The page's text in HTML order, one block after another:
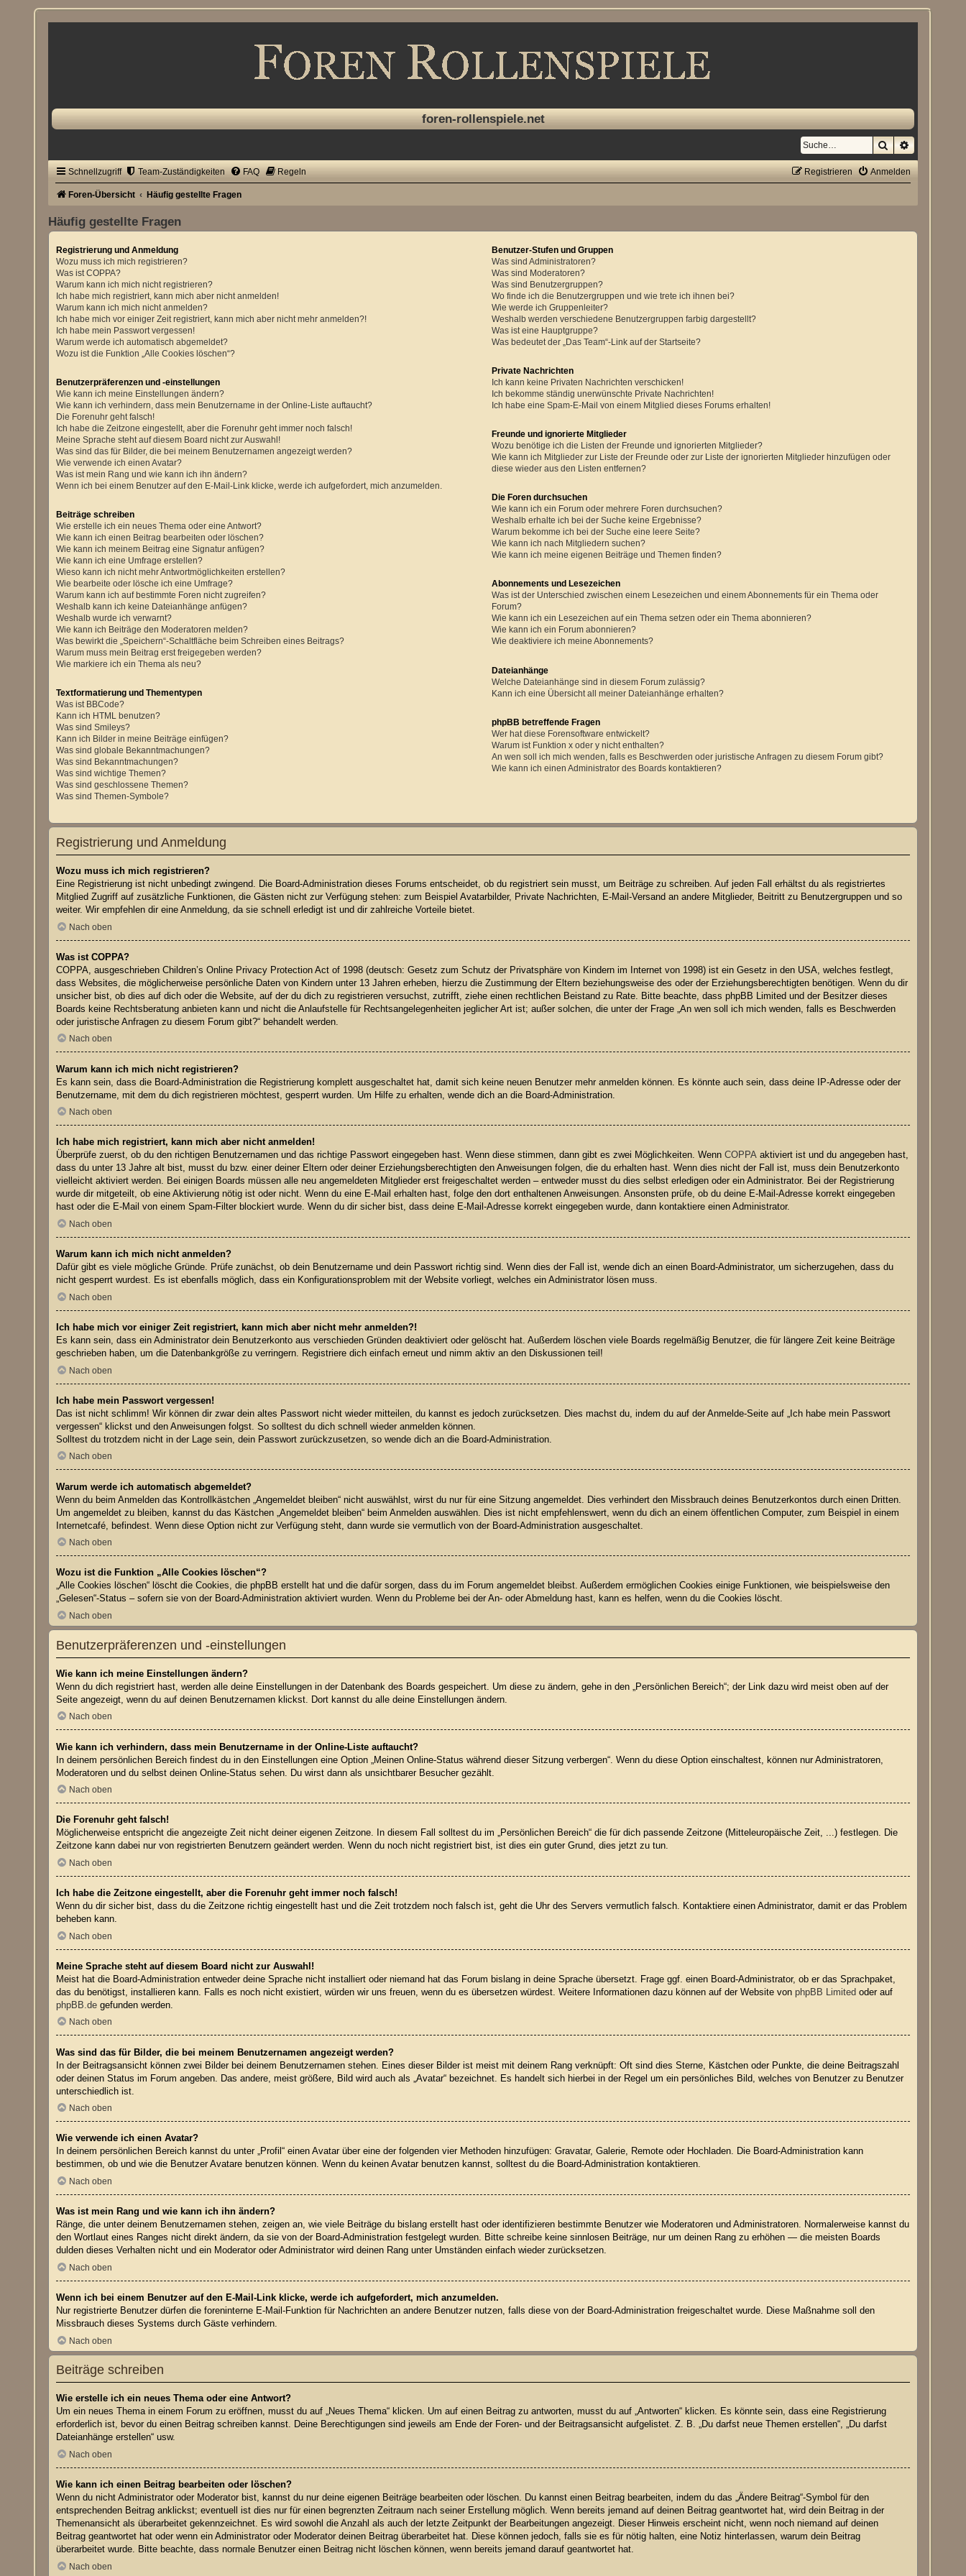
foren-rollenspiele.net
SucheErweiterte
Schnellzugriff Team-Zuständigkeiten FAQ Regeln Anmelden
Registrieren
Foren-Übersicht Häufig gestellte Fragen
Häufig gestellte Fragen
Registrierung und Anmeldung
Wozu muss ich mich registrieren?
Was ist COPPA?
Warum kann ich mich nicht registrieren?
Ich habe mich registriert, kann mich aber nicht anmelden!
Warum kann ich mich nicht anmelden?
Ich habe mich vor einiger Zeit registriert, kann mich aber nicht mehr anmelden?!
Ich habe mein Passwort vergessen!
Warum werde ich automatisch abgemeldet?
Wozu ist die Funktion „Alle Cookies löschen“?
Benutzerpräferenzen und -einstellungen
Wie kann ich meine Einstellungen ändern?
Wie kann ich verhindern, dass mein Benutzername in der Online-Liste auftaucht?
Die Forenuhr geht falsch!
Ich habe die Zeitzone eingestellt, aber die Forenuhr geht immer noch falsch!
Meine Sprache steht auf diesem Board nicht zur Auswahl!
Was sind das für Bilder, die bei meinem Benutzernamen angezeigt werden?
Wie verwende ich einen Avatar?
Was ist mein Rang und wie kann ich ihn ändern?
Wenn ich bei einem Benutzer auf den E-Mail-Link klicke, werde ich aufgefordert, mich anzumelden.
Beiträge schreiben
Wie erstelle ich ein neues Thema oder eine Antwort?
Wie kann ich einen Beitrag bearbeiten oder löschen?
Wie kann ich meinem Beitrag eine Signatur anfügen?
Wie kann ich eine Umfrage erstellen?
Wieso kann ich nicht mehr Antwortmöglichkeiten erstellen?
Wie bearbeite oder lösche ich eine Umfrage?
Warum kann ich auf bestimmte Foren nicht zugreifen?
Weshalb kann ich keine Dateianhänge anfügen?
Weshalb wurde ich verwarnt?
Wie kann ich Beiträge den Moderatoren melden?
Was bewirkt die „Speichern“-Schaltfläche beim Schreiben eines Beitrags?
Warum muss mein Beitrag erst freigegeben werden?
Wie markiere ich ein Thema als neu?
Textformatierung und Thementypen
Was ist BBCode?
Kann ich HTML benutzen?
Was sind Smileys?
Kann ich Bilder in meine Beiträge einfügen?
Was sind globale Bekanntmachungen?
Was sind Bekanntmachungen?
Was sind wichtige Themen?
Was sind geschlossene Themen?
Was sind Themen-Symbole?
Benutzer-Stufen und Gruppen
Was sind Administratoren?
Was sind Moderatoren?
Was sind Benutzergruppen?
Wo finde ich die Benutzergruppen und wie trete ich ihnen bei?
Wie werde ich Gruppenleiter?
Weshalb werden verschiedene Benutzergruppen farbig dargestellt?
Was ist eine Hauptgruppe?
Was bedeutet der „Das Team“-Link auf der Startseite?
Private Nachrichten
Ich kann keine Privaten Nachrichten verschicken!
Ich bekomme ständig unerwünschte Private Nachrichten!
Ich habe eine Spam-E-Mail von einem Mitglied dieses Forums erhalten!
Freunde und ignorierte Mitglieder
Wozu benötige ich die Listen der Freunde und ignorierten Mitglieder?
Wie kann ich Mitglieder zur Liste der Freunde oder zur Liste der ignorierten Mitglieder hinzufügen oder
diese wieder aus den Listen entfernen?
Die Foren durchsuchen
Wie kann ich ein Forum oder mehrere Foren durchsuchen?
Weshalb erhalte ich bei der Suche keine Ergebnisse?
Warum bekomme ich bei der Suche eine leere Seite?
Wie kann ich nach Mitgliedern suchen?
Wie kann ich meine eigenen Beiträge und Themen finden?
Abonnements und Lesezeichen
Was ist der Unterschied zwischen einem Lesezeichen und einem Abonnements für ein Thema oder
Forum?
Wie kann ich ein Lesezeichen auf ein Thema setzen oder ein Thema abonnieren?
Wie kann ich ein Forum abonnieren?
Wie deaktiviere ich meine Abonnements?
Dateianhänge
Welche Dateianhänge sind in diesem Forum zulässig?
Kann ich eine Übersicht all meiner Dateianhänge erhalten?
phpBB betreffende Fragen
Wer hat diese Forensoftware entwickelt?
Warum ist Funktion x oder y nicht enthalten?
An wen soll ich mich wenden, falls es Beschwerden oder juristische Anfragen zu diesem Forum gibt?
Wie kann ich einen Administrator des Boards kontaktieren?
Registrierung und Anmeldung
Wozu muss ich mich registrieren?
Eine Registrierung ist nicht unbedingt zwingend. Die Board-Administration dieses Forums entscheidet, ob du registriert sein musst, um Beiträge zu schreiben. Auf jeden Fall erhältst du als registriertes
Mitglied Zugriff auf zusätzliche Funktionen, die Gästen nicht zur Verfügung stehen: zum Beispiel Avatarbilder, Private Nachrichten, E-Mail-Versand an andere Mitglieder, Beitritt zu Benutzergruppen und so
weiter. Wir empfehlen dir eine Anmeldung, da sie schnell erledigt ist und dir zahlreiche Vorteile bietet.
Nach oben
Was ist COPPA?
COPPA, ausgeschrieben Children’s Online Privacy Protection Act of 1998 (deutsch: Gesetz zum Schutz der Privatsphäre von Kindern im Internet von 1998) ist ein Gesetz in den USA, welches festlegt,
dass Websites, die möglicherweise persönliche Daten von Kindern unter 13 Jahren erheben, hierzu die Zustimmung der Eltern beziehungsweise des oder der Erziehungsberechtigten benötigen. Wenn du dir
unsicher bist, ob dies auf dich oder die Website, auf der du dich zu registrieren versuchst, zutrifft, ziehe einen rechtlichen Beistand zu Rate. Bitte beachte, dass phpBB Limited und der Besitzer dieses
Boards keine Rechtsberatung anbieten kann und nicht die Anlaufstelle für Rechtsangelegenheiten jeglicher Art ist; außer solchen, die unter der Frage „An wen soll ich mich wenden, falls es Beschwerden
oder juristische Anfragen zu diesem Forum gibt?“ behandelt werden.
Nach oben
Warum kann ich mich nicht registrieren?
Es kann sein, dass die Board-Administration die Registrierung komplett ausgeschaltet hat, damit sich keine neuen Benutzer mehr anmelden können. Es könnte auch sein, dass deine IP-Adresse oder der
Benutzername, mit dem du dich registrieren möchtest, gesperrt wurden. Um Hilfe zu erhalten, wende dich an die Board-Administration.
Nach oben
Ich habe mich registriert, kann mich aber nicht anmelden!
Überprüfe zuerst, ob du den richtigen Benutzernamen und das richtige Passwort eingegeben hast. Wenn diese stimmen, dann gibt es zwei Möglichkeiten. WennCOPPA aktiviert ist und du angegeben hast,
dass du unter 13 Jahre alt bist, musst du bzw. einer deiner Eltern oder deiner Erziehungsberechtigten den Anweisungen folgen, die du erhalten hast. Wenn dies nicht der Fall ist, muss dein Benutzerkonto
vielleicht aktiviert werden. Bei einigen Boards müssen alle neu angemeldeten Mitglieder erst freigeschaltet werden – entweder musst du dies selbst erledigen oder ein Administrator. Bei der Registrierung
wurde dir mitgeteilt, ob eine Aktivierung nötig ist oder nicht. Wenn du eine E-Mail erhalten hast, folge den dort enthaltenen Anweisungen. Ansonsten prüfe, ob du deine E-Mail-Adresse korrekt eingegeben
hast oder die E-Mail von einem Spam-Filter blockiert wurde. Wenn du dir sicher bist, dass deine E-Mail-Adresse korrekt eingegeben wurde, dann kontaktiere einen Administrator.
Nach oben
Warum kann ich mich nicht anmelden?
Dafür gibt es viele mögliche Gründe. Prüfe zunächst, ob dein Benutzername und dein Passwort richtig sind. Wenn dies der Fall ist, wende dich an einen Board-Administrator, um sicherzugehen, dass du
nicht gesperrt wurdest. Es ist ebenfalls möglich, dass ein Konfigurationsproblem mit der Website vorliegt, welches ein Administrator lösen muss.
Nach oben
Ich habe mich vor einiger Zeit registriert, kann mich aber nicht mehr anmelden?!
Es kann sein, dass ein Administrator dein Benutzerkonto aus verschieden Gründen deaktiviert oder gelöscht hat. Außerdem löschen viele Boards regelmäßig Benutzer, die für längere Zeit keine Beiträge
geschrieben haben, um die Datenbankgröße zu verringern. Registriere dich einfach erneut und nimm aktiv an den Diskussionen teil!
Nach oben
Ich habe mein Passwort vergessen!
Das ist nicht schlimm! Wir können dir zwar dein altes Passwort nicht wieder mitteilen, du kannst es jedoch zurücksetzen. Dies machst du, indem du auf der Anmelde-Seite auf „Ich habe mein Passwort
vergessen“ klickst und den Anweisungen folgst. So solltest du dich schnell wieder anmelden können.
Solltest du trotzdem nicht in der Lage sein, dein Passwort zurückzusetzen, so wende dich an die Board-Administration.
Nach oben
Warum werde ich automatisch abgemeldet?
Wenn du beim Anmelden das Kontrollkästchen „Angemeldet bleiben“ nicht auswählst, wirst du nur für eine Sitzung angemeldet. Dies verhindert den Missbrauch deines Benutzerkontos durch einen Dritten.
Um angemeldet zu bleiben, kannst du das Kästchen „Angemeldet bleiben“ beim Anmelden auswählen. Dies ist nicht empfehlenswert, wenn du dich an einem öffentlichen Computer, zum Beispiel in einem
Internetcafé, befindest. Wenn diese Option nicht zur Verfügung steht, dann wurde sie vermutlich von der Board-Administration ausgeschaltet.
Nach oben
Wozu ist die Funktion „Alle Cookies löschen“?
„Alle Cookies löschen“ löscht die Cookies, die phpBB erstellt hat und die dafür sorgen, dass du im Forum angemeldet bleibst. Außerdem ermöglichen Cookies einige Funktionen, wie beispielsweise den
„Gelesen“-Status – sofern sie von der Board-Administration aktiviert wurden. Wenn du Probleme bei der An- oder Abmeldung hast, kann es helfen, wenn du die Cookies löscht.
Nach oben
Benutzerpräferenzen und -einstellungen
Wie kann ich meine Einstellungen ändern?
Wenn du dich registriert hast, werden alle deine Einstellungen in der Datenbank des Boards gespeichert. Um diese zu ändern, gehe in den „Persönlichen Bereich“; der Link dazu wird meist oben auf der
Seite angezeigt, wenn du auf deinen Benutzernamen klickst. Dort kannst du alle deine Einstellungen ändern.
Nach oben
Wie kann ich verhindern, dass mein Benutzername in der Online-Liste auftaucht?
In deinem persönlichen Bereich findest du in den Einstellungen eine Option „Meinen Online-Status während dieser Sitzung verbergen“. Wenn du diese Option einschaltest, können nur Administratoren,
Moderatoren und du selbst deinen Online-Status sehen. Du wirst dann als unsichtbarer Besucher gezählt.
Nach oben
Die Forenuhr geht falsch!
Möglicherweise entspricht die angezeigte Zeit nicht deiner eigenen Zeitzone. In diesem Fall solltest du im „Persönlichen Bereich“ die für dich passende Zeitzone (Mitteleuropäische Zeit, ...) festlegen. Die
Zeitzone kann dabei nur von registrierten Benutzern geändert werden. Wenn du noch nicht registriert bist, ist dies ein guter Grund, dies jetzt zu tun.
Nach oben
Ich habe die Zeitzone eingestellt, aber die Forenuhr geht immer noch falsch!
Wenn du dir sicher bist, dass du die Zeitzone richtig eingestellt hast und die Zeit trotzdem noch falsch ist, geht die Uhr des Servers vermutlich falsch. Kontaktiere einen Administrator, damit er das Problem
beheben kann.
Nach oben
Meine Sprache steht auf diesem Board nicht zur Auswahl!
Meist hat die Board-Administration entweder deine Sprache nicht installiert oder niemand hat das Forum bislang in deine Sprache übersetzt. Frage ggf. einen Board-Administrator, ob er das Sprachpaket,
das du benötigst, installieren kann. Falls es noch nicht existiert, würden wir uns freuen, wenn du es übersetzen würdest. Weitere Informationen dazu können auf der Website vonphpBB Limited oder auf
phpBB.de gefunden werden.
Nach oben
Was sind das für Bilder, die bei meinem Benutzernamen angezeigt werden?
In der Beitragsansicht können zwei Bilder bei deinem Benutzernamen stehen. Eines dieser Bilder ist meist mit deinem Rang verknüpft: Oft sind dies Sterne, Kästchen oder Punkte, die deine Beitragszahl
oder deinen Status im Forum angeben. Das andere, meist größere, Bild wird auch als „Avatar“ bezeichnet. Es handelt sich hierbei in der Regel um ein persönliches Bild, welches von Benutzer zu Benutzer
unterschiedlich ist.
Nach oben
Wie verwende ich einen Avatar?
In deinem persönlichen Bereich kannst du unter „Profil“ einen Avatar über eine der folgenden vier Methoden hinzufügen: Gravatar, Galerie, Remote oder Hochladen. Die Board-Administration kann
bestimmen, ob und wie die Benutzer Avatare benutzen können. Wenn du keinen Avatar benutzen kannst, solltest du die Board-Administration kontaktieren.
Nach oben
Was ist mein Rang und wie kann ich ihn ändern?
Ränge, die unter deinem Benutzernamen stehen, zeigen an, wie viele Beiträge du bislang erstellt hast oder identifizieren bestimmte Benutzer wie Moderatoren und Administratoren. Normalerweise kannst du
den Wortlaut eines Ranges nicht direkt ändern, da sie von der Board-Administration festgelegt wurden. Bitte schreibe keine sinnlosen Beiträge, nur um deinen Rang zu erhöhen — die meisten Boards
dulden dieses Verhalten nicht und ein Moderator oder Administrator wird deinen Rang unter Umständen einfach wieder zurücksetzen.
Nach oben
Wenn ich bei einem Benutzer auf den E-Mail-Link klicke, werde ich aufgefordert, mich anzumelden.
Nur registrierte Benutzer dürfen die foreninterne E-Mail-Funktion für Nachrichten an andere Benutzer nutzen, falls diese von der Board-Administration freigeschaltet wurde. Diese Maßnahme soll den
Missbrauch dieses Systems durch Gäste verhindern.
Nach oben
Beiträge schreiben
Wie erstelle ich ein neues Thema oder eine Antwort?
Um ein neues Thema in einem Forum zu eröffnen, musst du auf „Neues Thema“ klicken. Um auf einen Beitrag zu antworten, musst du auf „Antworten“ klicken. Es könnte sein, dass eine Registrierung
erforderlich ist, bevor du einen Beitrag schreiben kannst. Deine Berechtigungen sind jeweils am Ende der Foren- und der Beitragsansicht aufgelistet. Z. B. „Du darfst neue Themen erstellen“, „Du darfst
Dateianhänge erstellen“ usw.
Nach oben
Wie kann ich einen Beitrag bearbeiten oder löschen?
Wenn du nicht Administrator oder Moderator bist, kannst du nur deine eigenen Beiträge bearbeiten oder löschen. Du kannst einen Beitrag bearbeiten, indem du das „Ändere Beitrag“-Symbol für den
entsprechenden Beitrag anklickst; eventuell ist dies nur für einen begrenzten Zeitraum nach seiner Erstellung möglich. Wenn bereits jemand auf deinen Beitrag geantwortet hat, wird dein Beitrag in der
Themenansicht als überarbeitet gekennzeichnet. Es wird sowohl die Anzahl als auch der letzte Zeitpunkt der Bearbeitungen angezeigt. Dieser Hinweis erscheint nicht, wenn noch niemand auf deinen
Beitrag geantwortet hat oder wenn ein Administrator oder Moderator deinen Beitrag überarbeitet hat. Diese können jedoch, falls sie es für nötig halten, eine Notiz hinterlassen, warum dein Beitrag
überarbeitet wurde. Bitte beachte, dass normale Benutzer einen Beitrag nicht löschen können, wenn bereits jemand darauf geantwortet hat.
Nach oben